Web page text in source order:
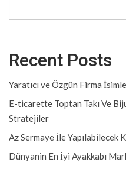
Recent Posts
Yaratıcı ve Özgün Firma
E-ticarette Toptan Takı Ve
Stratejiler
Az Sermaye İle Yapılabilecek
Dünyanin En İyi Ayakkabı